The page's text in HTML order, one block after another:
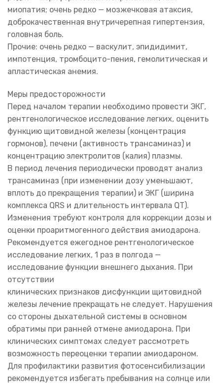
миопатия; очень редко — мозжечковая атаксия,
доброкачественная внутричерепная гипертензия,
головная боль.
Прочие: очень редко — васкулит, эпидидимит,
импотенция, тромбоцито-пения, гемолитическая и
апластическая анемия.
Меры предосторожности
Перед началом терапии необходимо провести ЭКГ,
рентгенологическое исследование легких, оценить
функцию щитовидной железы (концентрация
гормонов), печени (активность трансаминаз) и
концентрацию электролитов (калия) плазмы.
В период лечения периодически проводят анализ
трансаминаз (при изменении дозу уменьшают,
вплоть до прекращения терапии) и ЭКГ (ширина
комплекса QRS и длительность интервала QT).
Изменения требуют контроля для коррекции дозы и
оценки проаритмогенного действия амиодарона.
Рекомендуется ежегодное рентгенологическое
исследование легких, 1 раз в полгода —
исследование функции внешнего дыхания. При
отсутствии
клинических признаков дисфункции щитовидной
железы лечение прекращать не следует. Нарушения
со стороны дыхательной системы в основном
обратимы при ранней отмене амиодарона. При
клинических симптомах следует рассмотреть
возможность переоценки терапии амиодароном.
Для профилактики развития фотосенсибилизации
рекомендуется избегать пребывания на солнце или